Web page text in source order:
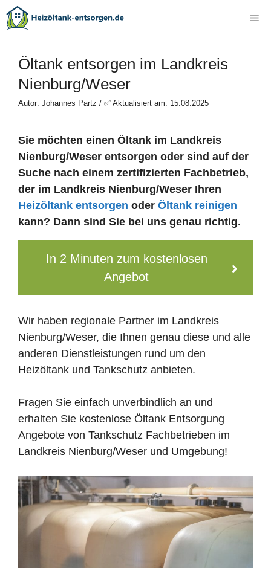
Zum
Inhalt
Öltank entsorgen im Landkreis
Nienburg/Weser
Autor: Johannes Partz / ✅ Aktualisiert am: 15.08.2025
Sie möchten einen Öltank im Landkreis
Nienburg/Weser entsorgen oder sind auf der
Suche nach einem zertifizierten Fachbetrieb,
der im Landkreis Nienburg/Weser Ihren
Heizöltank entsorgen oder Öltank reinigen
kann? Dann sind Sie bei uns genau richtig.
In 2 Minuten zum kostenlosen
Angebot
Wir haben regionale Partner im Landkreis
Nienburg/Weser, die Ihnen genau diese und alle
anderen Dienstleistungen rund um den
Heizöltank und Tankschutz anbieten.
Fragen Sie einfach unverbindlich an und
erhalten Sie kostenlose Öltank Entsorgung
Angebote von Tankschutz Fachbetrieben im
Landkreis Nienburg/Weser und Umgebung!